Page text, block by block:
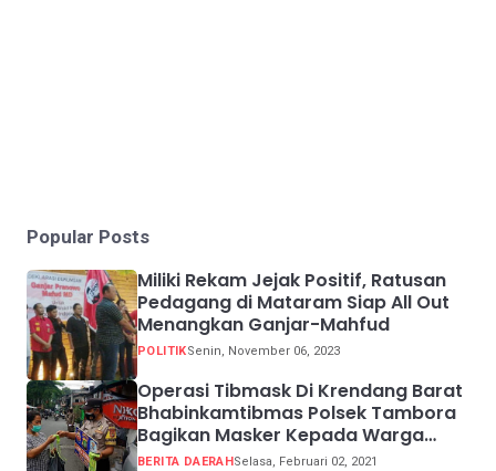
Popular Posts
Miliki Rekam Jejak Positif, Ratusan
Pedagang di Mataram Siap All Out
Menangkan Ganjar-Mahfud
POLITIKSenin, November 06, 2023
Operasi Tibmask Di Krendang Barat
Bhabinkamtibmas Polsek Tambora
Bagikan Masker Kepada Warga
Pelanggar Prokes
BERITA DAERAHSelasa, Februari 02, 2021